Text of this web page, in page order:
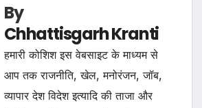
By
Chhattisgarh Kranti
हमारी कोशिश इस वेबसाइट के माध्यम से
आप तक राजनीति, खेल, मनोरंजन, जॉब,
व्यापार देश विदेश इत्यादि की ताजा और